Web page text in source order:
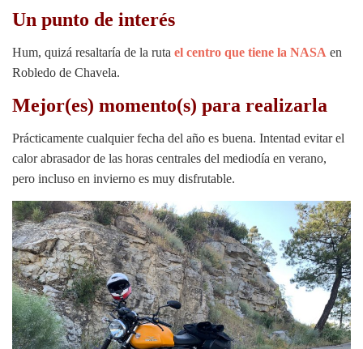
Un punto de interés
Hum, quizá resaltaría de la ruta el centro que tiene la NASA en
Robledo de Chavela.
Mejor(es) momento(s) para realizarla
Prácticamente cualquier fecha del año es buena. Intentad evitar el
calor abrasador de las horas centrales del mediodía en verano,
pero incluso en invierno es muy disfrutable.